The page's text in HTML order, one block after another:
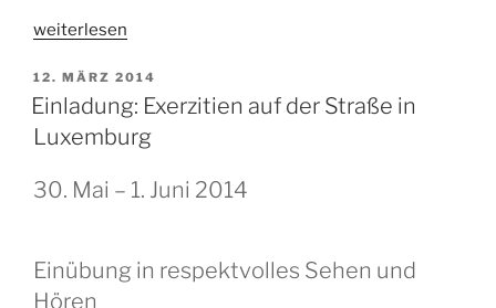
„„Den
sterben
lassen““
weiterlesen
VERÖFFENTLICHT
AM
12. MÄRZ 2014
Einladung: Exerzitien auf der Straße in
Luxemburg
30. Mai – 1. Juni 2014
Einübung in respektvolles Sehen und
Hören